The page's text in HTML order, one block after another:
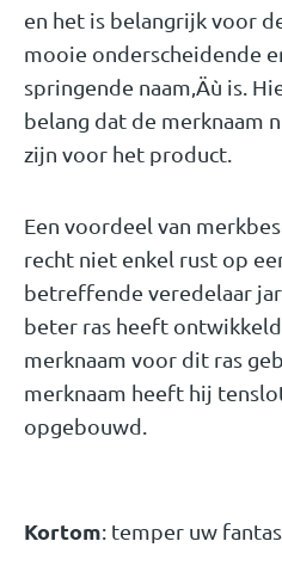
en het is belangrijk voor
mooie onderscheidende
springende naam‚Äù is.
belang dat de merknaam
zijn voor het product.
Een voordeel van
recht niet enkel rust op
betreffende veredelaar
beter ras heeft
merknaam voor dit ras
merknaam heeft hij
opgebouwd.
Kortom: temper uw